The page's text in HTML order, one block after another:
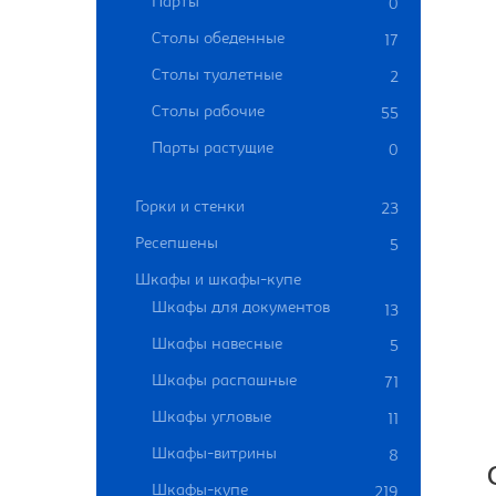
0
Столы обеденные 17
Столы туалетные 2
Столы рабочие 55
Парты растущие 0
Горки и стенки 23
Ресепшены 5
Шкафы и шкафы-купе
Шкафы для документов
13
Шкафы навесные
5
Шкафы распашные 71
Шкафы угловые 11
Шкафы-витрины 8
Шкафы-купе